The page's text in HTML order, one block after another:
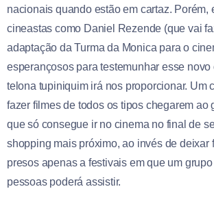
nacionais quando estão em cartaz. Porém,
cineastas como Daniel Rezende (que vai
adaptação da Turma da Monica para o
esperançosos para testemunhar esse novo
telona tupiniquim irá nos proporcionar. Um
fazer filmes de todos os tipos chegarem ao
que só consegue ir no cinema no final de
shopping mais próximo, ao invés de deixar
presos apenas a festivais em que um
pessoas poderá assistir.